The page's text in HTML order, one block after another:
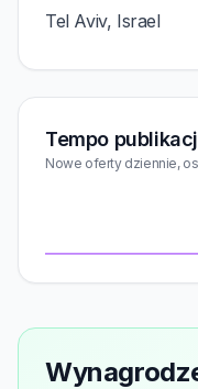
Tel Aviv, Israel
Tempo
Nowe oferty dziennie,